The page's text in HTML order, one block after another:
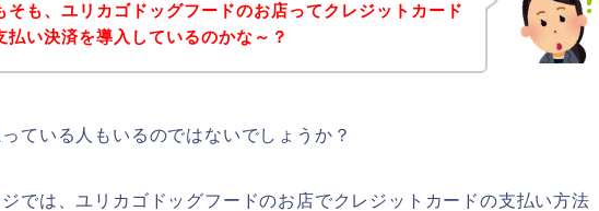
そも、ユリカゴドッグフードのお店ってクレジットカード
払い決済を導入しているのかな～？
ている人もいるのではないでしょうか？
では、ユリカゴドッグフードのお店でクレジットカードの支払い方法